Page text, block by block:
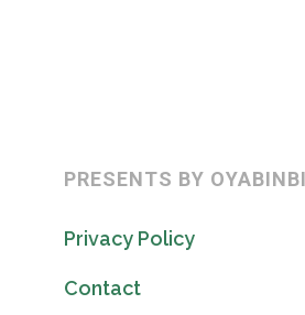
PRESENTS BY
Privacy Policy
Contact